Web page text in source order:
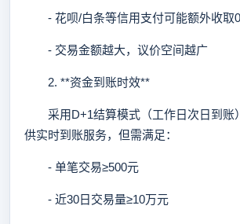
- 花呗/白条等信用支付可能额外收取
- 交易金额越大，议价空间越广
2. **资金到账时效**
采用D+1结算模式（工作日次日到账
供实时到账服务，但需满足：
- 单笔交易≥500元
- 近30日交易量≥10万元